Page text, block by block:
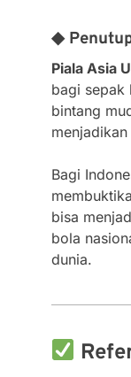
◆
Piala Asia
bagi sepak
bintang
Bagi
bisa
bola
dunia.